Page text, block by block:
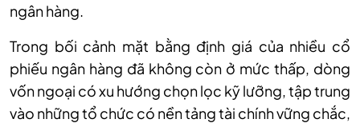
ngân hàng.
Trong bối cảnh mặt bằng định giá của nhiều cổ
phiếu ngân hàng đã không còn ở mức thấp, dòng
vốn ngoại có xu hướng chọn lọc kỹ lưỡng, tập trung
vào những tổ chức có nền tảng tài chính vững chắc,